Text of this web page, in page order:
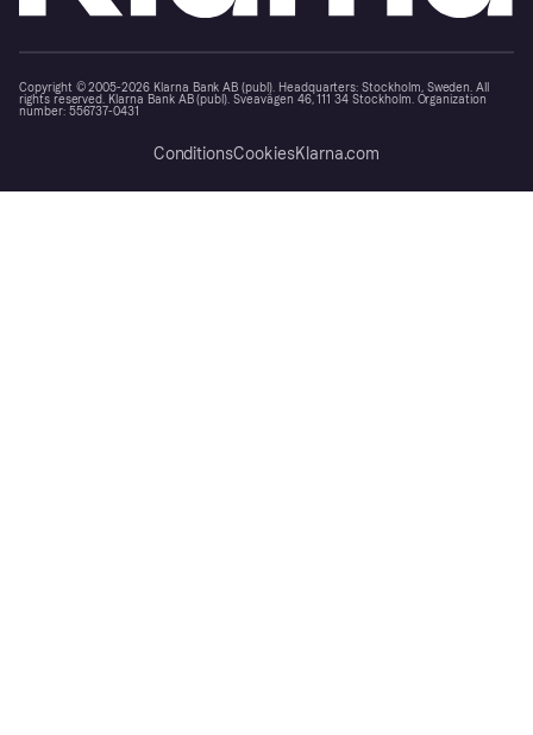
Copyright © 2005-2026 Klarna Bank AB (publ). Headquarters: Stockholm, Sweden. All
rights reserved. Klarna Bank AB (publ). Sveavägen 46, 111 34 Stockholm. Organization
number: 556737-0431
ConditionsCookiesKlarna.com